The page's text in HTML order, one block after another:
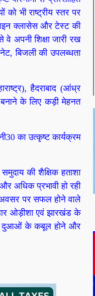
भी राष्ट्रीय स्तर पर
क्लासेस और टेस्ट की
अपनी शिक्षा जारी रख
बिजली की उपलब्धता
हैदराबाद (आंध्र
के लिए कड़ी मेहनत
का उत्कृष्ट कार्यक्रम
की शैक्षिक हताशा
अधिक प्रभावी हो रही
पर सफल होने वाले
ओड़ीशा एवं झारखंड के
की दुआओं के कबूल होने और